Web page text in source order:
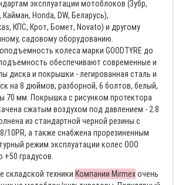
эксплуатации мотоблоков (Зубр,
Honda, DW, Беларусь),
КПС, Крот, Бомет, Novato) и другому
садовому оборудованию.
колеса марки GOODTYRE до
обеспечивают современные и
диска и покрышки - легированная сталь и
на 8 дюймов, разборной, 6 болтов, белый,
70 мм. Покрышка с рисунком протектора
сжатым воздухом под давлением - 2.8
из стандартной черной резины с
10PR, а также снабжена прорезиненным
режим эксплуатации колес ООО
градусов.
складской техники Компании Mirmexочень